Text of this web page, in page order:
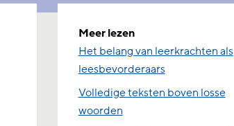
Meer lezen
Het belang van leerkrachten als
leesbevorderaars
Volledige teksten boven losse
woorden